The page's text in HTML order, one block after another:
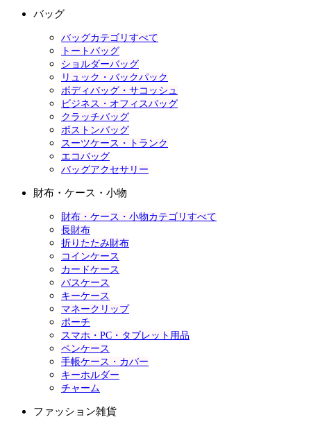
バッグ
バッグカテゴリすべて
トートバッグ
ショルダーバッグ
リュック・バックパック
ボディバッグ・サコッシュ
ビジネス・オフィスバッグ
クラッチバッグ
ボストンバッグ
スーツケース・トランク
エコバッグ
バッグアクセサリー
財布・ケース・小物
財布・ケース・小物カテゴリすべて
長財布
折りたたみ財布
コインケース
カードケース
パスケース
キーケース
マネークリップ
ポーチ
スマホ・PC・タブレット用品
ペンケース
手帳ケース・カバー
キーホルダー
チャーム
ファッション雑貨